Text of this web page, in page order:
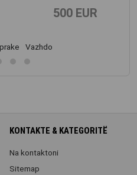
500 EUR
Vazhdo
KONTAKTE & KATEGORITË
Na kontaktoni
Sitemap